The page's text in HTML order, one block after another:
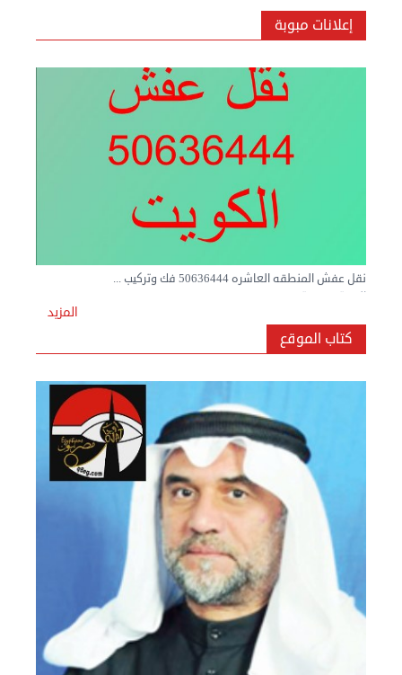
إعلانات مبوبة
نقل عفش المنطقه العاشره 50636444 فك وتركيب ...
نقل عفش المنطقه العاشره 50636444 فك وتركيب ...
المزيد
كتاب الموقع